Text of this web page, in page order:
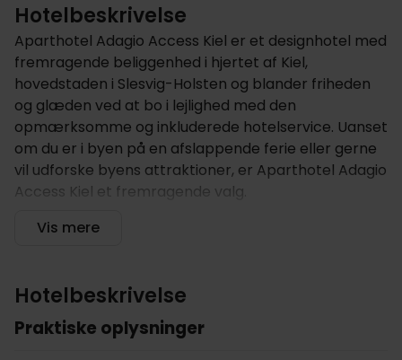
Hotelbeskrivelse
Aparthotel Adagio Access Kiel er et designhotel med
fremragende beliggenhed i hjertet af Kiel,
hovedstaden i Slesvig-Holsten og blander friheden
og glæden ved at bo i lejlighed med den
opmærksomme og inkluderede hotelservice. Uanset
om du er i byen på en afslappende ferie eller gerne
vil udforske byens attraktioner, er Aparthotel Adagio
Access Kiel et fremragende valg.
Om Aparthotel Adagio Access Kiel
hovedbanegården samt færgeterminalen er
den livlige atmosfære i Holstenstraße, der er kendt
Vis mere
Hotelbeskrivelse
Praktiske oplysninger